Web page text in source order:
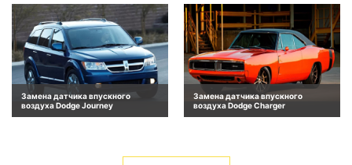
Замена датчика впускного
воздуха Dodge Journey
Замена датчика впускного
воздуха Dodge Charger